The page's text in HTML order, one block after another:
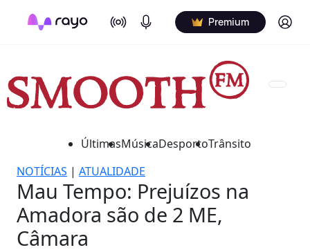
On Air Podcasts Premium Log in
ÚltimasMúsicaDesportoTrânsito
NOTÍCIAS | ATUALIDADE
Mau Tempo: Prejuízos na
Amadora são de 2 ME,
Câmara